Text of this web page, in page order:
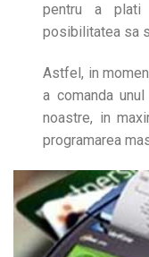
pentru a plati
posibilitatea sa
Astfel, in
a comanda
noastre, in
programarea